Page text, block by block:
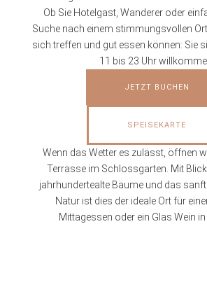
Ob Sie Hotelgast, Wanderer oder
Suche nach einem stimmungsvollen
sich treffen und gut essen können: Sie
11 bis 23 Uhr
JETZT BUCHEN
SPEISEKARTE
Wenn das Wetter es zulässt, öffnen
Terrasse im Schlossgarten. Mit Blick
jahrhundertealte Bäume und das
Natur ist dies der ideale Ort für
Mittagessen oder ein Glas Wein in